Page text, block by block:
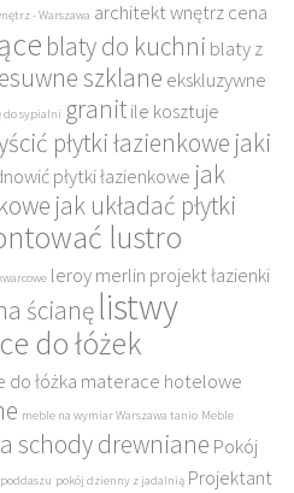
- Warszawa architekt wnętrz cena
blaty do kuchni blaty z
szklane ekskluzywne
do sypialni granitile kosztuje
płytki łazienkowe jaki
płytki łazienkowe jak
jak układać płytki
lustro
leroy merlin projekt łazienki
ścianęlistwy
do łóżek
łóżka materace hotelowe
meble na wymiar Warszawa tanio Meble
schody drewniane Pokój
pokój dzienny z jadalnią Projektant